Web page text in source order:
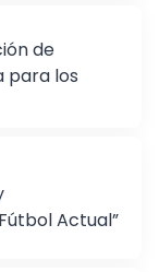
de
los
Actual”